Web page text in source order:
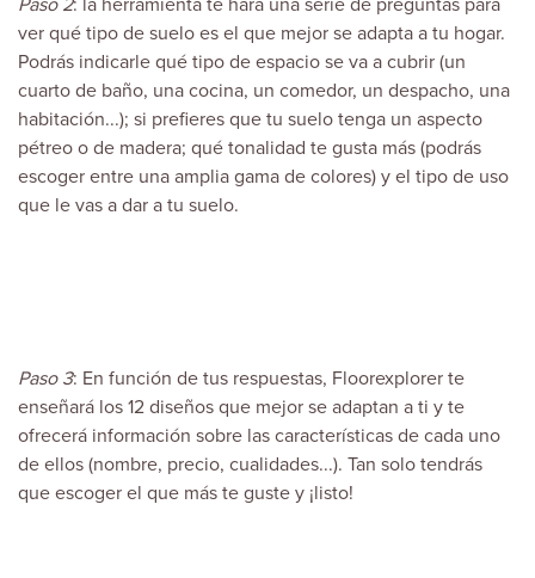
ver qué tipo de suelo es el que mejor se adapta a tu hogar.
Podrás indicarle qué tipo de espacio se va a cubrir (un
cuarto de baño, una cocina, un comedor, un despacho, una
habitación...); si prefieres que tu suelo tenga un aspecto
pétreo o de madera; qué tonalidad te gusta más (podrás
escoger entre una amplia gama de colores) y el tipo de uso
que le vas a dar a tu suelo.
Paso 3: En función de tus respuestas, Floorexplorer te
enseñará los 12 diseños que mejor se adaptan a ti y te
ofrecerá información sobre las características de cada uno
de ellos (nombre, precio, cualidades...). Tan solo tendrás
que escoger el que más te guste y ¡listo!